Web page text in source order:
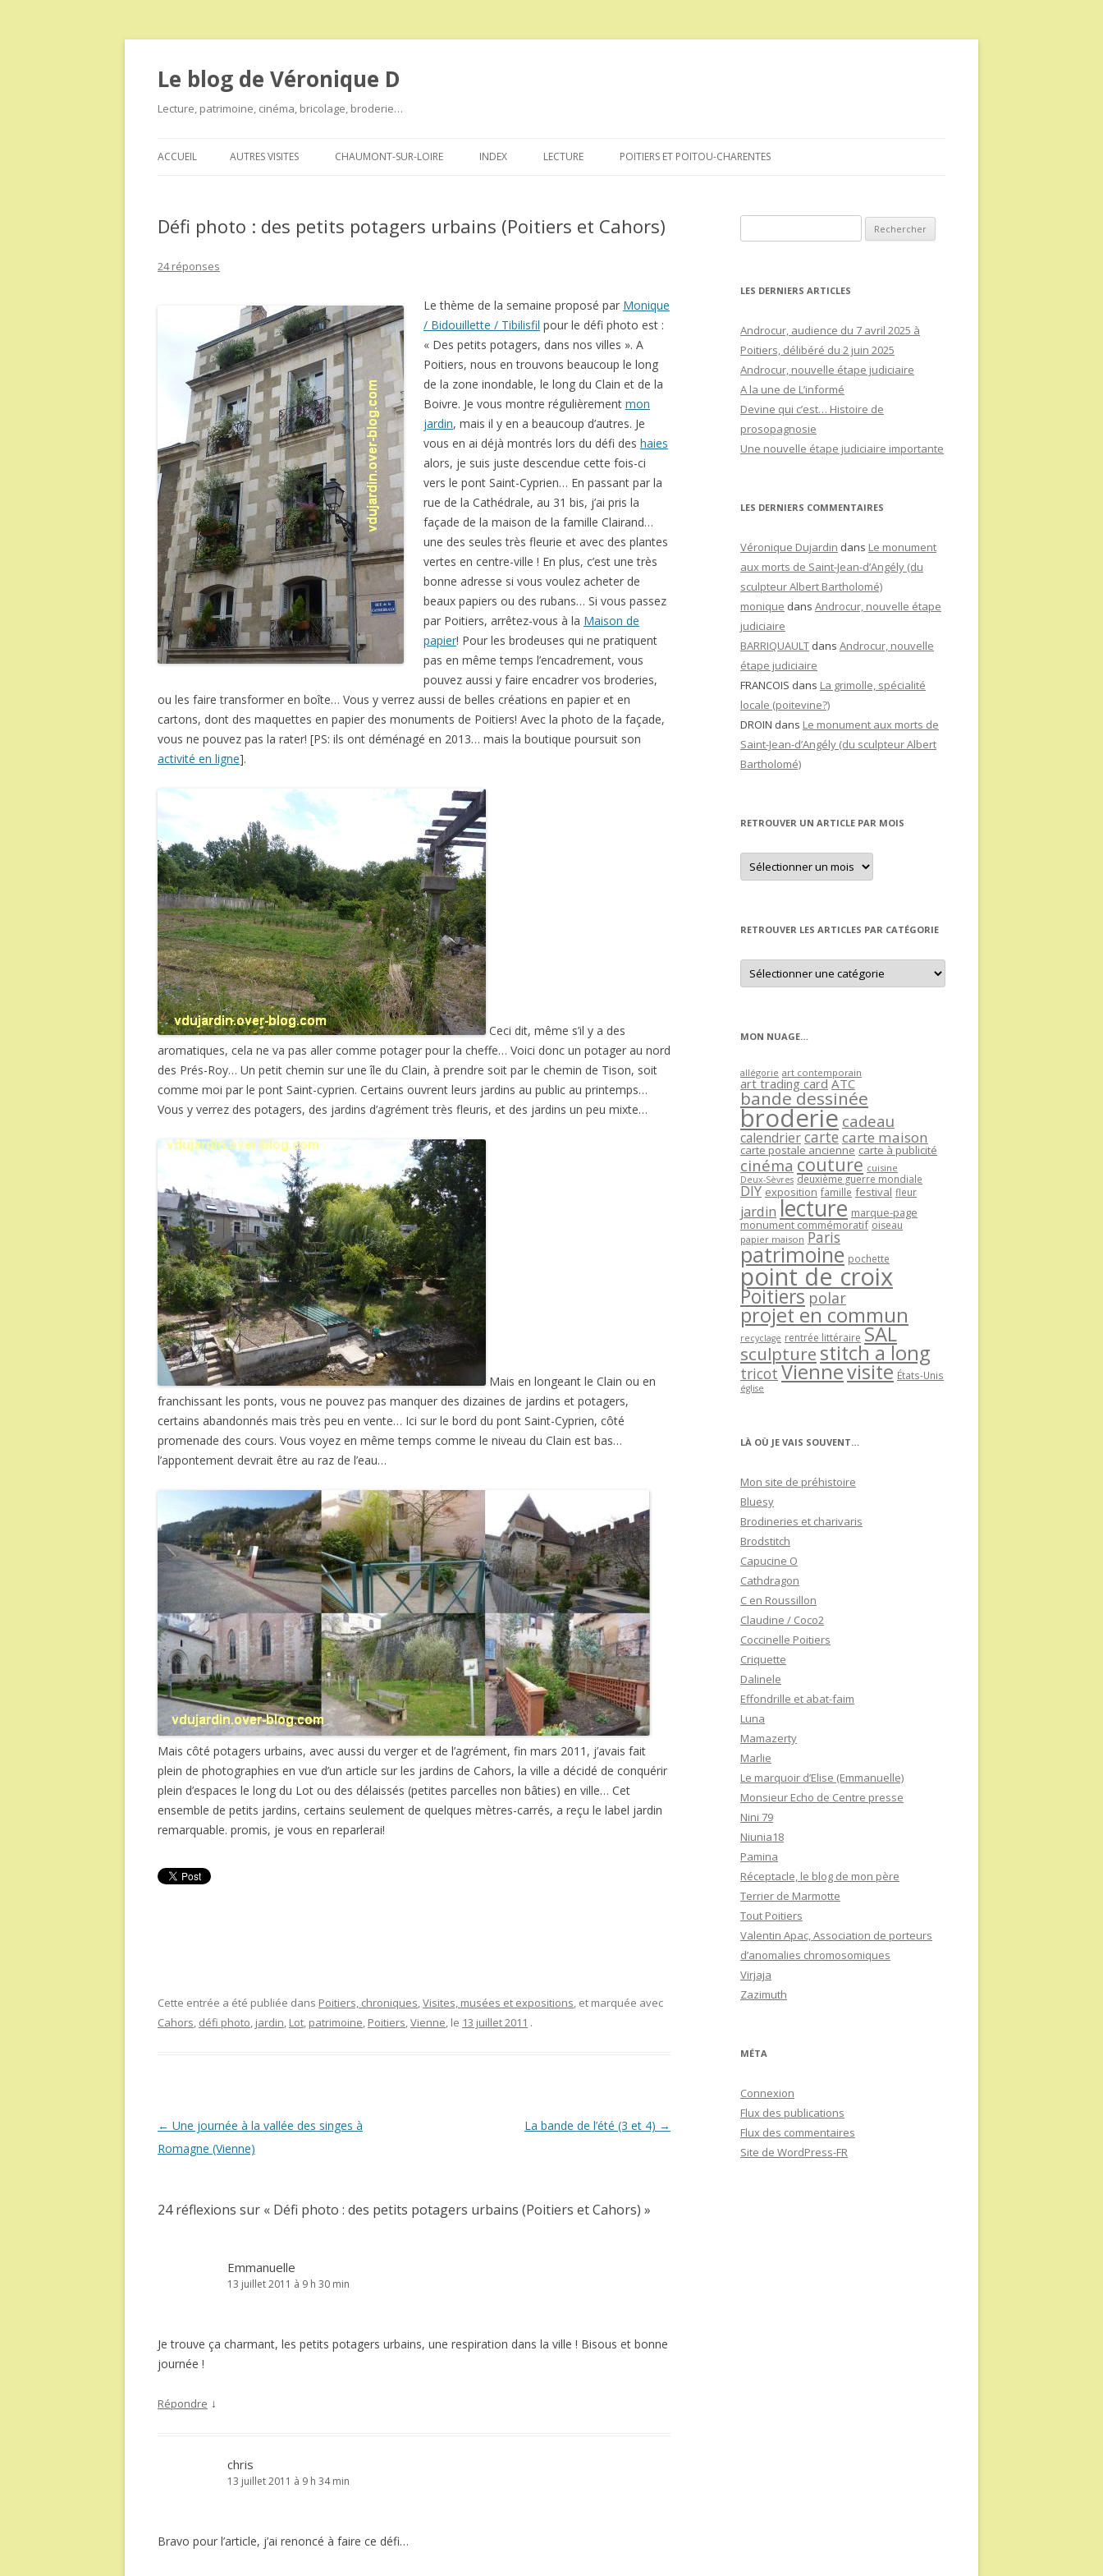
Le blog de Véronique D
Lecture, patrimoine, cinéma, bricolage, broderie…
au
ACCUEIL AUTRES VISITES CHAUMONT-SUR-LOIRE INDEX LECTURE POITIERS ET POITOU-CHARENTES
Défi photo : des petits potagers urbains (Poitiers et Cahors)
24 réponses
Le thème de la semaine proposé par Monique
/ Bidouillette / Tibilisfil pour le défi photo est :
« Des petits potagers, dans nos villes ». A
Poitiers, nous en trouvons beaucoup le long
de la zone inondable, le long du Clain et de la
Boivre. Je vous montre régulièrement mon
jardin, mais il y en a beaucoup d’autres. Je
vous en ai déjà montrés lors du défi des haies
alors, je suis juste descendue cette fois-ci
vers le pont Saint-Cyprien… En passant par la
rue de la Cathédrale, au 31 bis, j’ai pris la
façade de la maison de la famille Clairand…
une des seules très fleurie et avec des plantes
vertes en centre-ville ! En plus, c’est une très
bonne adresse si vous voulez acheter de
beaux papiers ou des rubans… Si vous passez
par Poitiers, arrêtez-vous à la Maison de
papier! Pour les brodeuses qui ne pratiquent
pas en même temps l’encadrement, vous
pouvez aussi y faire encadrer vos broderies,
ou les faire transformer en boîte… Vous y verrez aussi de belles créations en papier et en
cartons, dont des maquettes en papier des monuments de Poitiers! Avec la photo de la façade,
vous ne pouvez pas la rater! [PS: ils ont déménagé en 2013… mais la boutique poursuit son
activité en ligne].
Ceci dit, même s’il y a des
aromatiques, cela ne va pas aller comme potager pour la cheffe… Voici donc un potager au nord
des Prés-Roy… Un petit chemin sur une île du Clain, à prendre soit par le chemin de Tison, soit
comme moi par le pont Saint-cyprien. Certains ouvrent leurs jardins au public au printemps…
Vous y verrez des potagers, des jardins d’agrément très fleuris, et des jardins un peu mixte…
Mais en longeant le Clain ou en
franchissant les ponts, vous ne pouvez pas manquer des dizaines de jardins et potagers,
certains abandonnés mais très peu en vente… Ici sur le bord du pont Saint-Cyprien, côté
promenade des cours. Vous voyez en même temps comme le niveau du Clain est bas…
l’appontement devrait être au raz de l’eau…
Mais côté potagers urbains, avec aussi du verger et de l’agrément, fin mars 2011, j’avais fait
plein de photographies en vue d’un article sur les jardins de Cahors, la ville a décidé de conquérir
plein d’espaces le long du Lot ou des délaissés (petites parcelles non bâties) en ville… Cet
ensemble de petits jardins, certains seulement de quelques mètres-carrés, a reçu le label jardin
remarquable. promis, je vous en reparlerai!
Cette entrée a été publiée dans Poitiers, chroniques,Visites, musées et expositions, et marquée avec
Cahors, défi photo, jardin, Lot, patrimoine, Poitiers,Vienne, le 13 juillet 2011 .
Navigation
des
← Une journée à la vallée des singes à
Romagne (Vienne)
La bande de l’été (3 et 4) →
24 réflexions sur « Défi photo : des petits potagers urbains (Poitiers et Cahors) »
Emmanuelle
13 juillet 2011 à 9 h 30 min
Je trouve ça charmant, les petits potagers urbains, une respiration dans la ville ! Bisous et bonne
journée !
Répondre ↓
chris
13 juillet 2011 à 9 h 34 min
Bravo pour l’article, j’ai renoncé à faire ce défi…
LES DERNIERS ARTICLES
Androcur, audience du 7 avril 2025 à
Poitiers, délibéré du 2 juin 2025
Androcur, nouvelle étape judiciaire
A la une de L’informé
Devine qui c’est… Histoire de
prosopagnosie
Une nouvelle étape judiciaire importante
LES DERNIERS COMMENTAIRES
Véronique Dujardin dans Le monument
aux morts de Saint-Jean-d’Angély (du
sculpteur Albert Bartholomé)
monique dans Androcur, nouvelle étape
judiciaire
BARRIQUAULT dans Androcur, nouvelle
étape judiciaire
FRANCOIS dans La grimolle, spécialité
locale (poitevine?)
DROIN dans Le monument aux morts de
Saint-Jean-d’Angély (du sculpteur Albert
Bartholomé)
RETROUVER UN ARTICLE PAR MOIS
Retrouver
un
article
RETROUVER LES ARTICLES PAR CATÉGORIE
Retrouver
les
articles
MON NUAGE…
allégorie art contemporain
art trading card ATC
bande dessinée
broderie cadeau
calendriercartecarte maison
carte postale ancienne carte à publicité
cinéma couture cuisine
Deux-Sèvres deuxième guerre mondiale
DIY exposition famille festival fleur
jardin lecture marque-page
monument commémoratif oiseau
papier maison Paris
patrimoine pochette
point de croix
Poitiers polar
projet en commun
recyclage rentrée littéraire SAL
sculpture stitch a long
tricot Viennevisite États-Unis
église
LÀ OÙ JE VAIS SOUVENT…
Mon site de préhistoire
Bluesy
Brodineries et charivaris
Brodstitch
Capucine O
Cathdragon
C en Roussillon
Claudine / Coco2
Coccinelle Poitiers
Criquette
Dalinele
Effondrille et abat-faim
Luna
Mamazerty
Marlie
Le marquoir d’Elise (Emmanuelle)
Monsieur Echo de Centre presse
Nini 79
Niunia18
Pamina
Réceptacle, le blog de mon père
Terrier de Marmotte
Tout Poitiers
Valentin Apac, Association de porteurs
d’anomalies chromosomiques
Virjaja
Zazimuth
MÉTA
Connexion
Flux des publications
Flux des commentaires
Site de WordPress-FR